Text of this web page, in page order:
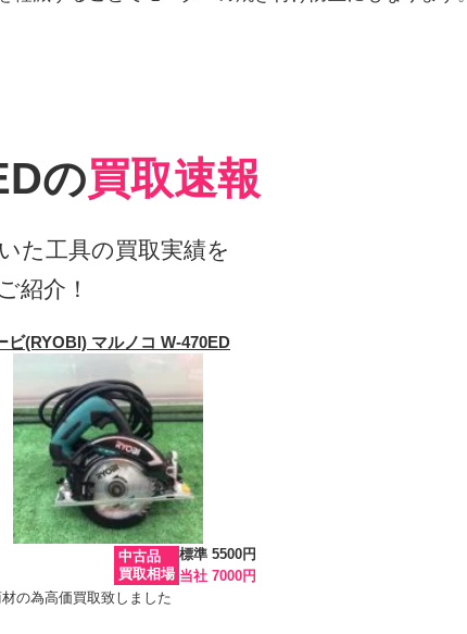
の買取速報
た工具の買取実績を
紹介！
ビ(RYOBI) マルノコ W-470ED
中古品
買取相場
標準 5500円
当社 7000円
材の為高価買取致しました